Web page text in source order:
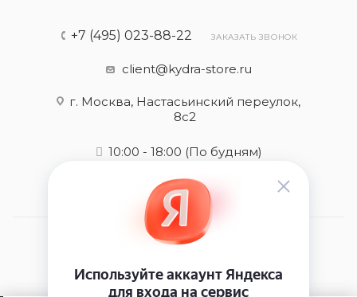
+7 (495) 023-88-22 ЗАКАЗАТЬ ЗВОНОК
client@kydra-store.ru
г. Москва, Настасьинский переулок,
8с2
10:00 - 18:00 (По будням)
2026 © kydra-store.ru - интернет-магазин